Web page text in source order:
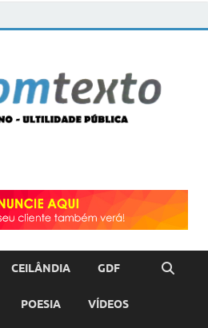
CEILÂNDIA GDF
POESIA VÍDEOS